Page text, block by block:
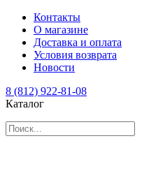
Контакты
О магазине
Доставка и оплата
Условия возврата
Новости
8 (812) 922-81-08
Каталог